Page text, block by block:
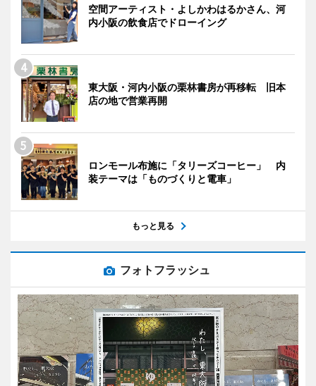
空間アーティスト・よしかわはるかさん、河
内小阪の飲食店でドローイング
東大阪・河内小阪の栗林書房が再移転 旧本
店の地で営業再開
ロンモール布施に「タリーズコーヒー」 内
装テーマは「ものづくりと電車」
もっと見る
フォトフラッシュ